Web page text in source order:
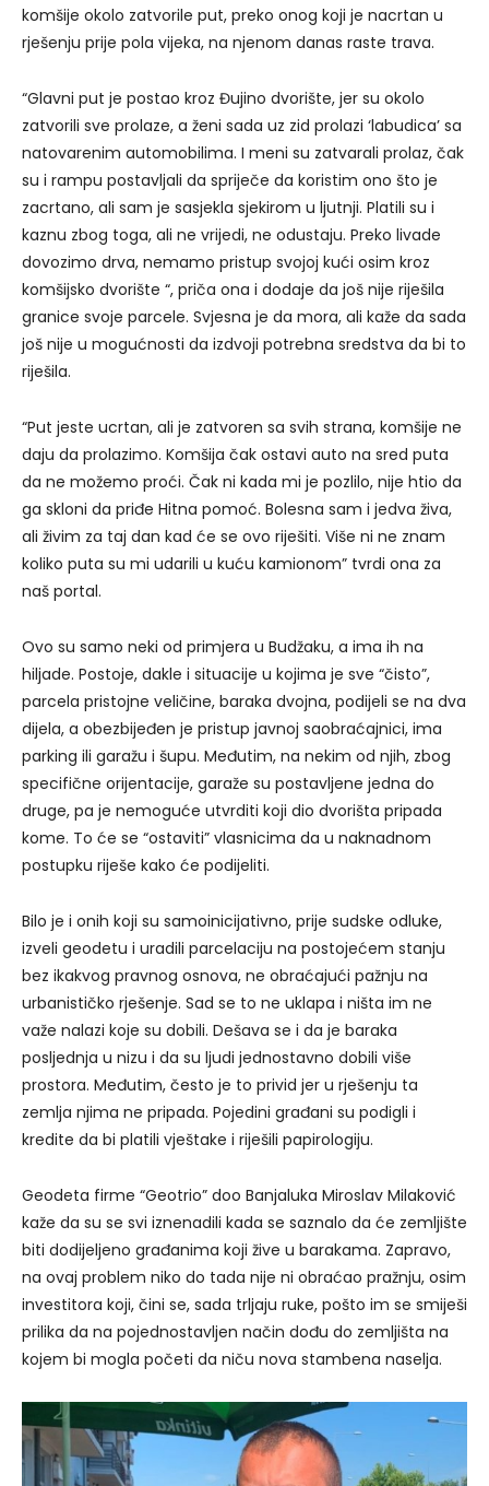
komšije okolo zatvorile put, preko onog koji je nacrtan u
rješenju prije pola vijeka, na njenom danas raste trava.
“Glavni put je postao kroz Đujino dvorište, jer su okolo
zatvorili sve prolaze, a ženi sada uz zid prolazi ‘labudica’ sa
natovarenim automobilima. I meni su zatvarali prolaz, čak
su i rampu postavljali da spriječe da koristim ono što je
zacrtano, ali sam je sasjekla sjekirom u ljutnji. Platili su i
kaznu zbog toga, ali ne vrijedi, ne odustaju. Preko livade
dovozimo drva, nemamo pristup svojoj kući osim kroz
komšijsko dvorište “, priča ona i dodaje da još nije riješila
granice svoje parcele. Svjesna je da mora, ali kaže da sada
još nije u mogućnosti da izdvoji potrebna sredstva da bi to
riješila.
“Put jeste ucrtan, ali je zatvoren sa svih strana, komšije ne
daju da prolazimo. Komšija čak ostavi auto na sred puta
da ne možemo proći. Čak ni kada mi je pozlilo, nije htio da
ga skloni da priđe Hitna pomoć. Bolesna sam i jedva živa,
ali živim za taj dan kad će se ovo riješiti. Više ni ne znam
koliko puta su mi udarili u kuću kamionom” tvrdi ona za
naš portal.
Ovo su samo neki od primjera u Budžaku, a ima ih na
hiljade. Postoje, dakle i situacije u kojima je sve “čisto”,
parcela pristojne veličine, baraka dvojna, podijeli se na dva
dijela, a obezbijeđen je pristup javnoj saobraćajnici, ima
parking ili garažu i šupu. Međutim, na nekim od njih, zbog
specifične orijentacije, garaže su postavljene jedna do
druge, pa je nemoguće utvrditi koji dio dvorišta pripada
kome. To će se “ostaviti” vlasnicima da u naknadnom
postupku riješe kako će podijeliti.
Bilo je i onih koji su samoinicijativno, prije sudske odluke,
izveli geodetu i uradili parcelaciju na postojećem stanju
bez ikakvog pravnog osnova, ne obraćajući pažnju na
urbanističko rješenje. Sad se to ne uklapa i ništa im ne
važe nalazi koje su dobili. Dešava se i da je baraka
posljednja u nizu i da su ljudi jednostavno dobili više
prostora. Međutim, često je to privid jer u rješenju ta
zemlja njima ne pripada. Pojedini građani su podigli i
kredite da bi platili vještake i riješili papirologiju.
Geodeta firme “Geotrio” doo Banjaluka Miroslav Milaković
kaže da su se svi iznenadili kada se saznalo da će zemljište
biti dodijeljeno građanima koji žive u barakama. Zapravo,
na ovaj problem niko do tada nije ni obraćao pražnju, osim
investitora koji, čini se, sada trljaju ruke, pošto im se smiješi
prilika da na pojednostavljen način dođu do zemljišta na
kojem bi mogla početi da niču nova stambena naselja.